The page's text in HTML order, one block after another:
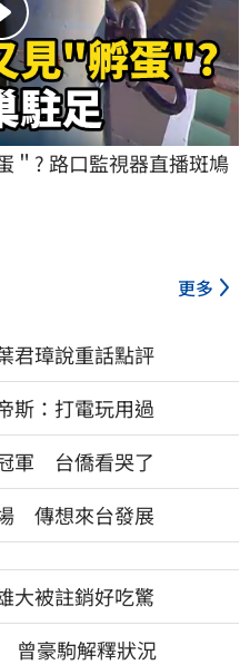
＂? 路口監視器直播斑鳩
更多
君璋說重話點評
：打電玩用過
軍 台僑看哭了
傳想來台發展
大被註銷好吃驚
曾豪駒解釋狀況